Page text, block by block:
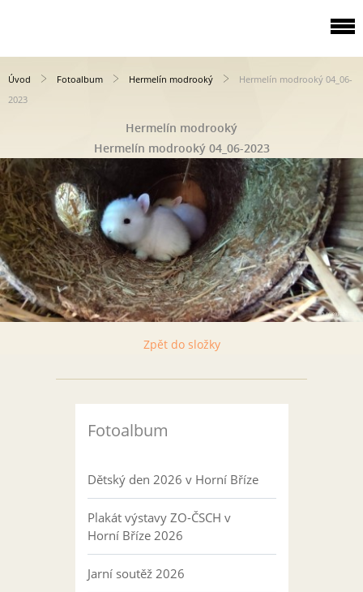
Úvod Fotoalbum Hermelín modrooký
Hermelín modrooký 04_06-
2023
Hermelín modrooký
Hermelín modrooký 04_06-2023
Zpět do složky
Fotoalbum
Dětský den 2026 v Horní Bříze
Plakát výstavy ZO-ČSCH v
Horní Bříze 2026
Jarní soutěž 2026